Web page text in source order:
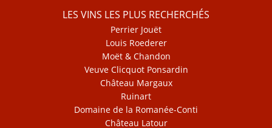
LES VINS LES PLUS RECHERCHÉS
Perrier Jouët
Louis Roederer
Moët & Chandon
Veuve Clicquot Ponsardin
Château Margaux
Ruinart
Domaine de la Romanée-Conti
Château Latour